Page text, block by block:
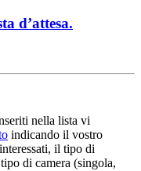
d’attesa.
nella lista vi
indicando il vostro
il tipo di
di camera (singola,